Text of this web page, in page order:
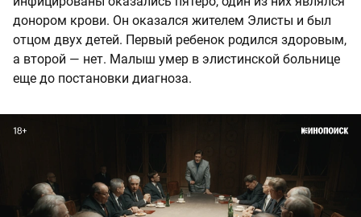
донором крови. Он оказался жителем Элисты и был
отцом двух детей. Первый ребенок родился здоровым,
а второй — нет. Малыш умер в элистинской больнице
еще до постановки диагноза.